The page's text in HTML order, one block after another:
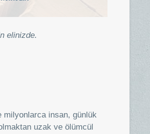
elinizde.
milyonlarca insan, günlük
uzak ve ölümcül